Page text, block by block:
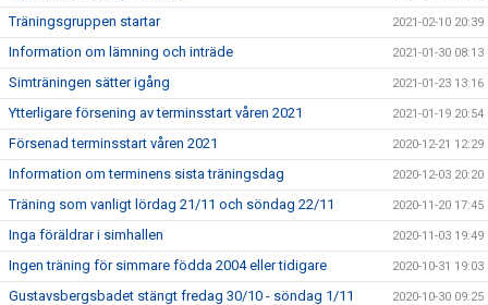
Träningsgruppen startar 2021-02-10 20:39
Information om lämning och inträde 2021-01-30 08:13
Simträningen sätter igång 2021-01-23 13:16
Ytterligare försening av terminsstart våren 2021 2021-01-19 20:54
Försenad terminsstart våren 2021 2020-12-21 12:29
Information om terminens sista träningsdag 2020-12-03 20:20
Träning som vanligt lördag 21/11 och söndag 22/11 2020-11-20 17:45
Inga föräldrar i simhallen 2020-11-03 19:49
Ingen träning för simmare födda 2004 eller tidigare 2020-10-31 19:03
Gustavsbergsbadet stängt fredag 30/10 - söndag 1/11 2020-10-30 09:25